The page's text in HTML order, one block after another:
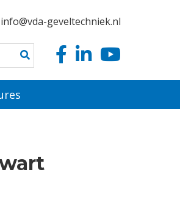
info@vda-geveltechniek.nl